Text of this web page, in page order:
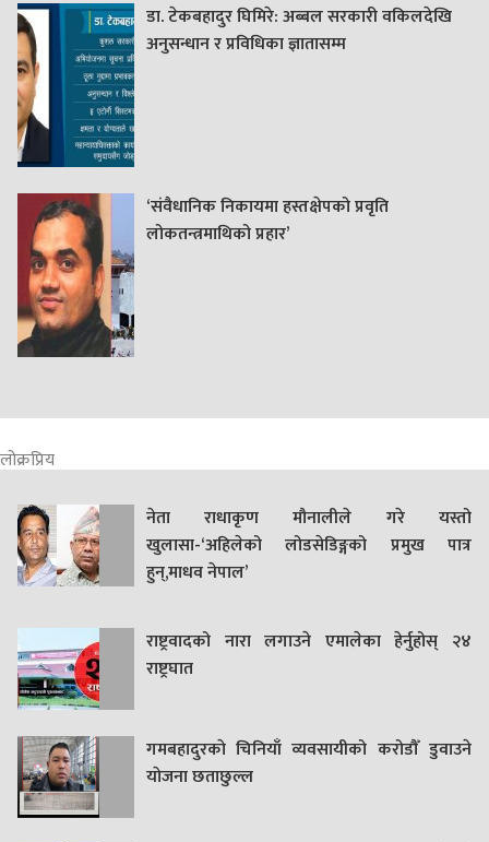
डा. टेकबहादुर घिमिरे: अब्बल सरकारी वकिलदेखि
अनुसन्धान र प्रविधिका ज्ञातासम्म
‘संवैधानिक निकायमा हस्तक्षेपको प्रवृति
लोकतन्त्रमाथिको प्रहार’
लोक्रप्रिय
नेता राधाकृण मौनालीले गरे यस्तो
खुलासा-‘अहिलेको लोडसेडिङ्गको प्रमुख पात्र
हुन्,माधव नेपाल’
राष्ट्रवादको नारा लगाउने एमालेका हेर्नुहोस् २४
राष्ट्रघात
गमबहादुरकाे चिनियाँ व्यवसायीको करोडौँ डुवाउने
याेजना छताछुल्ल